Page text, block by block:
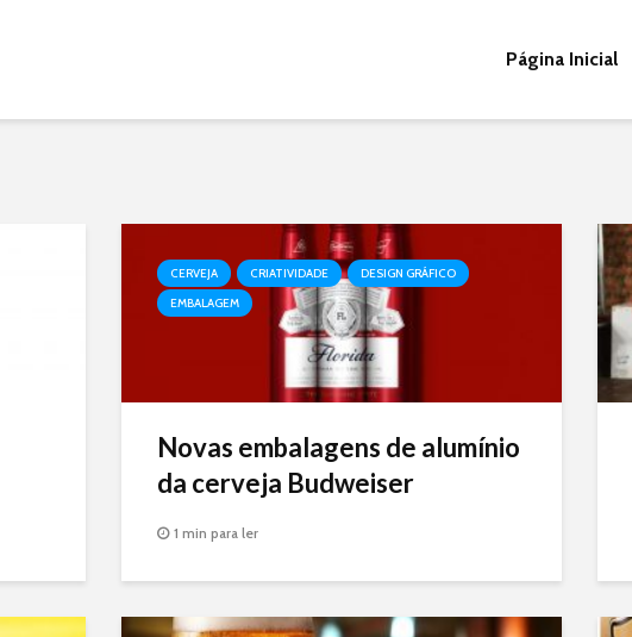
Página Inicial
CERVEJA CRIATIVIDADE
DESIGN GRÁFICO
EMBALAGEM
Novas embalagens de alumínio
da cerveja Budweiser
1 min para ler